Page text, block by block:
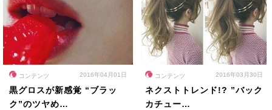
コンテンツ 2016年04月01日
黒グロスが新感覚 “ブラッ
ク”のツヤめ…
コンテンツ 2016年03月30日
ネクストトレンド!? ”バック
カチュー…